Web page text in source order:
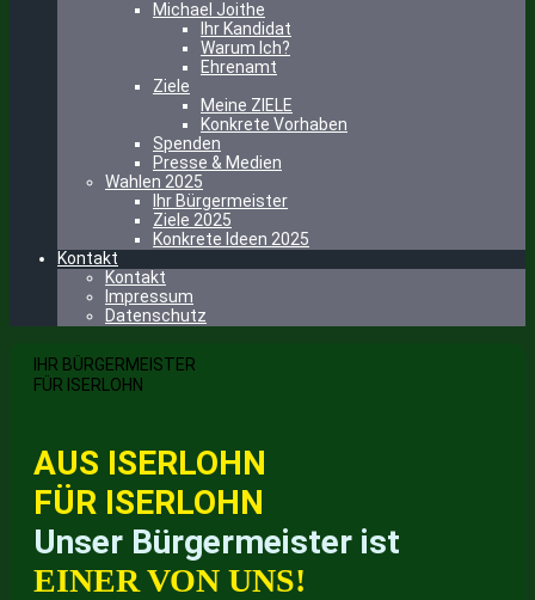
Michael Joithe
Ihr Kandidat
Warum Ich?
Ehrenamt
Ziele
Meine ZIELE
Konkrete Vorhaben
Spenden
Presse & Medien
Wahlen 2025
Ihr Bürgermeister
Ziele 2025
Konkrete Ideen 2025
Kontakt
Kontakt
Impressum
Datenschutz
IHR BÜRGERMEISTER
FÜR ISERLOHN
AUS ISERLOHN
FÜR ISERLOHN
Unser Bürgermeister ist
EINER VON UNS!